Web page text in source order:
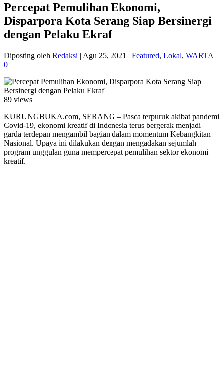
Percepat Pemulihan Ekonomi,
Disparpora Kota Serang Siap Bersinergi
dengan Pelaku Ekraf
Diposting oleh Redaksi | Agu 25, 2021 | Featured, Lokal, WARTA |
0
89 views
KURUNGBUKA.com, SERANG – Pasca terpuruk akibat pandemi
Covid-19, ekonomi kreatif di Indonesia terus bergerak menjadi
garda terdepan mengambil bagian dalam momentum Kebangkitan
Nasional. Upaya ini dilakukan dengan mengadakan sejumlah
program unggulan guna mempercepat pemulihan sektor ekonomi
kreatif.